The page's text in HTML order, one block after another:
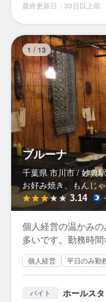
最終更新日：30日以上前
1 / 13
ブルーナ
千葉県 市川市 / 妙典駅
お好み焼き、もんじ
3.14
個人経営の温かみ
多いです。勤務時間
個人経営 平日のみ勤
バイト ホールス